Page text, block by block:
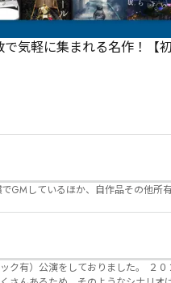
気軽に集まれる名作！【
GMしているほか、自作品その他
くさんのマダミスシナリオが増えました。 エモい物